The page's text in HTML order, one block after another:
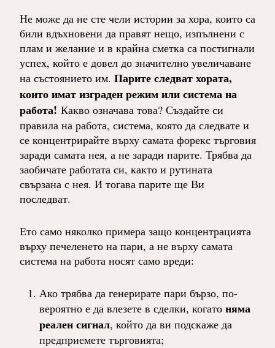
Не може да не сте чели истории за хора, които са
били вдъхновени да правят нещо, изпълнени с
плам и желание и в крайна сметка са постигнали
успех, който е довел до значително увеличаване
на състоянието им. Парите следват хората,
които имат изграден режим или система на
работа! Какво означава това? Създайте си
правила на работа, система, която да следвате и
се концентрирайте върху самата форекс търговия
заради самата нея, а не заради парите. Трябва да
заобичате работата си, както и рутината
свързана с нея. И тогава парите ще Ви
последват.
Ето само няколко примера защо концентрацията
върху печеленето на пари, а не върху самата
система на работа носят само вреди:
Ако трябва да генерирате пари бързо, по-
вероятно е да влезете в сделки, когато няма
реален сигнал, който да ви подскаже да
предприемете търговията;